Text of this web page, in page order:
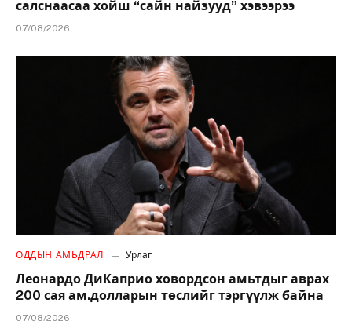
салснаасаа хойш “сайн найзууд” хэвээрээ
07/08/2026
ОДДЫН АМЬДРАЛ Урлаг
Леонардо ДиКаприо ховордсон амьтдыг аврах
200 сая ам.долларын төслийг тэргүүлж байна
07/08/2026